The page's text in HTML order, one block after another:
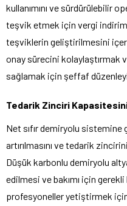
kullanımını ve sürdürülebilir
teşvik etmek için vergi
teşviklerin geliştirilmesini
onay sürecini kolaylaştırmak
sağlamak için şeffaf
Tedarik Zinciri
Net sıfır demiryolu
artırılmasını ve tedarik
Düşük karbonlu demiryolu
edilmesi ve bakımı için
profesyoneller yetiştirmek